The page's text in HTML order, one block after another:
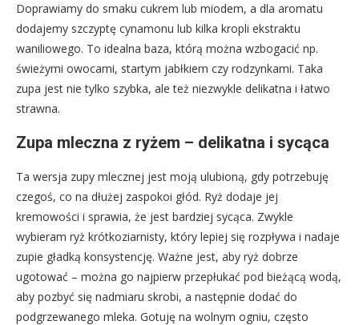
Doprawiamy do smaku cukrem lub miodem, a dla aromatu
dodajemy szczyptę cynamonu lub kilka kropli ekstraktu
waniliowego. To idealna baza, którą można wzbogacić np.
świeżymi owocami, startym jabłkiem czy rodzynkami. Taka
zupa jest nie tylko szybka, ale też niezwykle delikatna i łatwo
strawna.
Zupa mleczna z ryżem – delikatna i sycąca
Ta wersja zupy mlecznej jest moją ulubioną, gdy potrzebuję
czegoś, co na dłużej zaspokoi głód. Ryż dodaje jej
kremowości i sprawia, że jest bardziej sycąca. Zwykle
wybieram ryż krótkoziarnisty, który lepiej się rozpływa i nadaje
zupie gładką konsystencję. Ważne jest, aby ryż dobrze
ugotować – można go najpierw przepłukać pod bieżącą wodą,
aby pozbyć się nadmiaru skrobi, a następnie dodać do
podgrzewanego mleka. Gotuję na wolnym ogniu, często